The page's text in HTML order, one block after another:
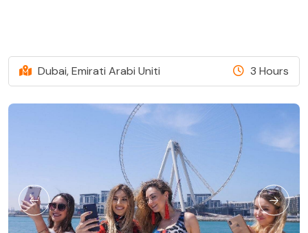
Dubai, Emirati Arabi Uniti 3 Hours